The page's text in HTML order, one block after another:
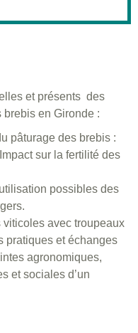
et présents des
en Gironde :
pâturage des brebis :
sur la fertilité des
possibles des
viticoles avec troupeaux
pratiques et échanges
agronomiques,
et sociales d’un